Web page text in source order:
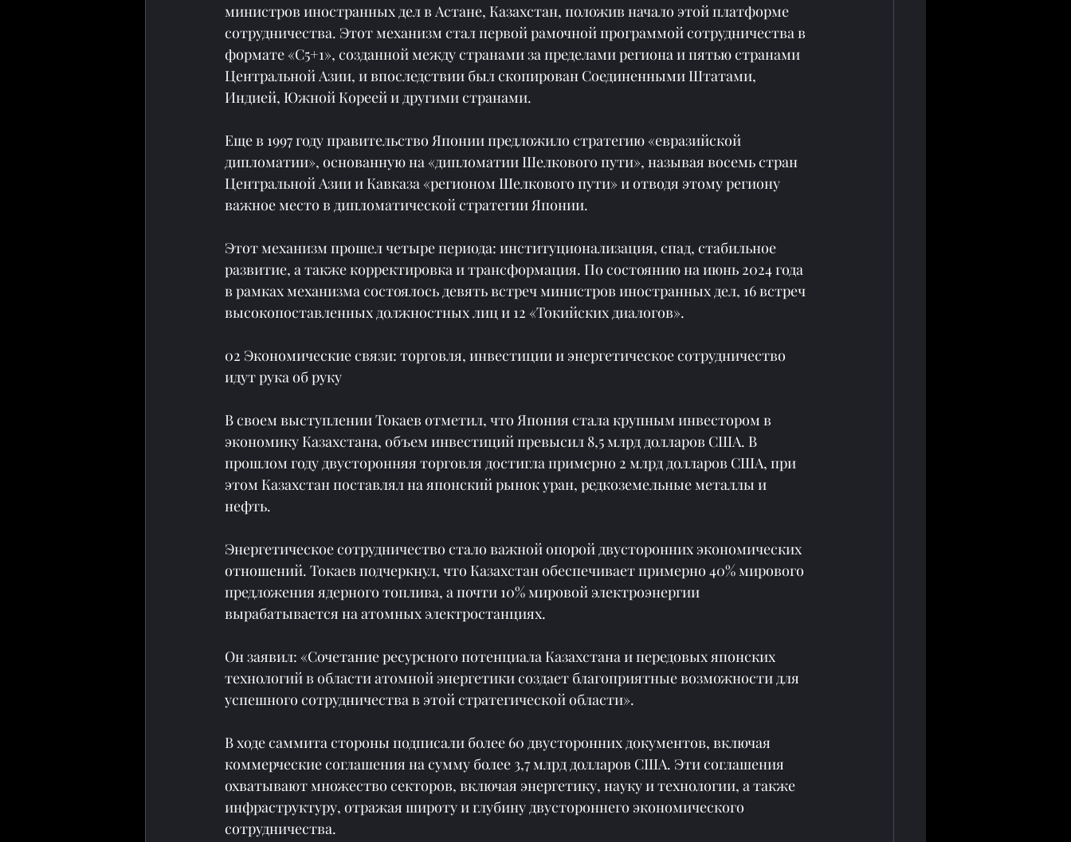
министров иностранных дел в Астане, Казахстан, положив начало этой платформе
сотрудничества. Этот механизм стал первой рамочной программой сотрудничества в
формате «C5+1», созданной между странами за пределами региона и пятью странами
Центральной Азии, и впоследствии был скопирован Соединенными Штатами,
Индией, Южной Кореей и другими странами.
Еще в 1997 году правительство Японии предложило стратегию «евразийской
дипломатии», основанную на «дипломатии Шелкового пути», называя восемь стран
Центральной Азии и Кавказа «регионом Шелкового пути» и отводя этому региону
важное место в дипломатической стратегии Японии.
Этот механизм прошел четыре периода: институционализация, спад, стабильное
развитие, а также корректировка и трансформация. По состоянию на июнь 2024 года
в рамках механизма состоялось девять встреч министров иностранных дел, 16 встреч
высокопоставленных должностных лиц и 12 «Токийских диалогов».
02 Экономические связи: торговля, инвестиции и энергетическое сотрудничество
идут рука об руку
В своем выступлении Токаев отметил, что Япония стала крупным инвестором в
экономику Казахстана, объем инвестиций превысил 8,5 млрд долларов США. В
прошлом году двусторонняя торговля достигла примерно 2 млрд долларов США, при
этом Казахстан поставлял на японский рынок уран, редкоземельные металлы и
нефть.
Энергетическое сотрудничество стало важной опорой двусторонних экономических
отношений. Токаев подчеркнул, что Казахстан обеспечивает примерно 40% мирового
предложения ядерного топлива, а почти 10% мировой электроэнергии
вырабатывается на атомных электростанциях.
Он заявил: «Сочетание ресурсного потенциала Казахстана и передовых японских
технологий в области атомной энергетики создает благоприятные возможности для
успешного сотрудничества в этой стратегической области».
В ходе саммита стороны подписали более 60 двусторонних документов, включая
коммерческие соглашения на сумму более 3,7 млрд долларов США. Эти соглашения
охватывают множество секторов, включая энергетику, науку и технологии, а также
инфраструктуру, отражая широту и глубину двустороннего экономического
сотрудничества.